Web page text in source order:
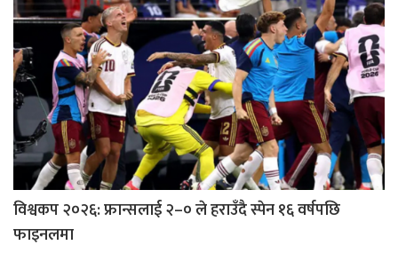
विश्वकप २०२६: फ्रान्सलाई २–० ले हराउँदै स्पेन १६ वर्षपछि
फाइनलमा